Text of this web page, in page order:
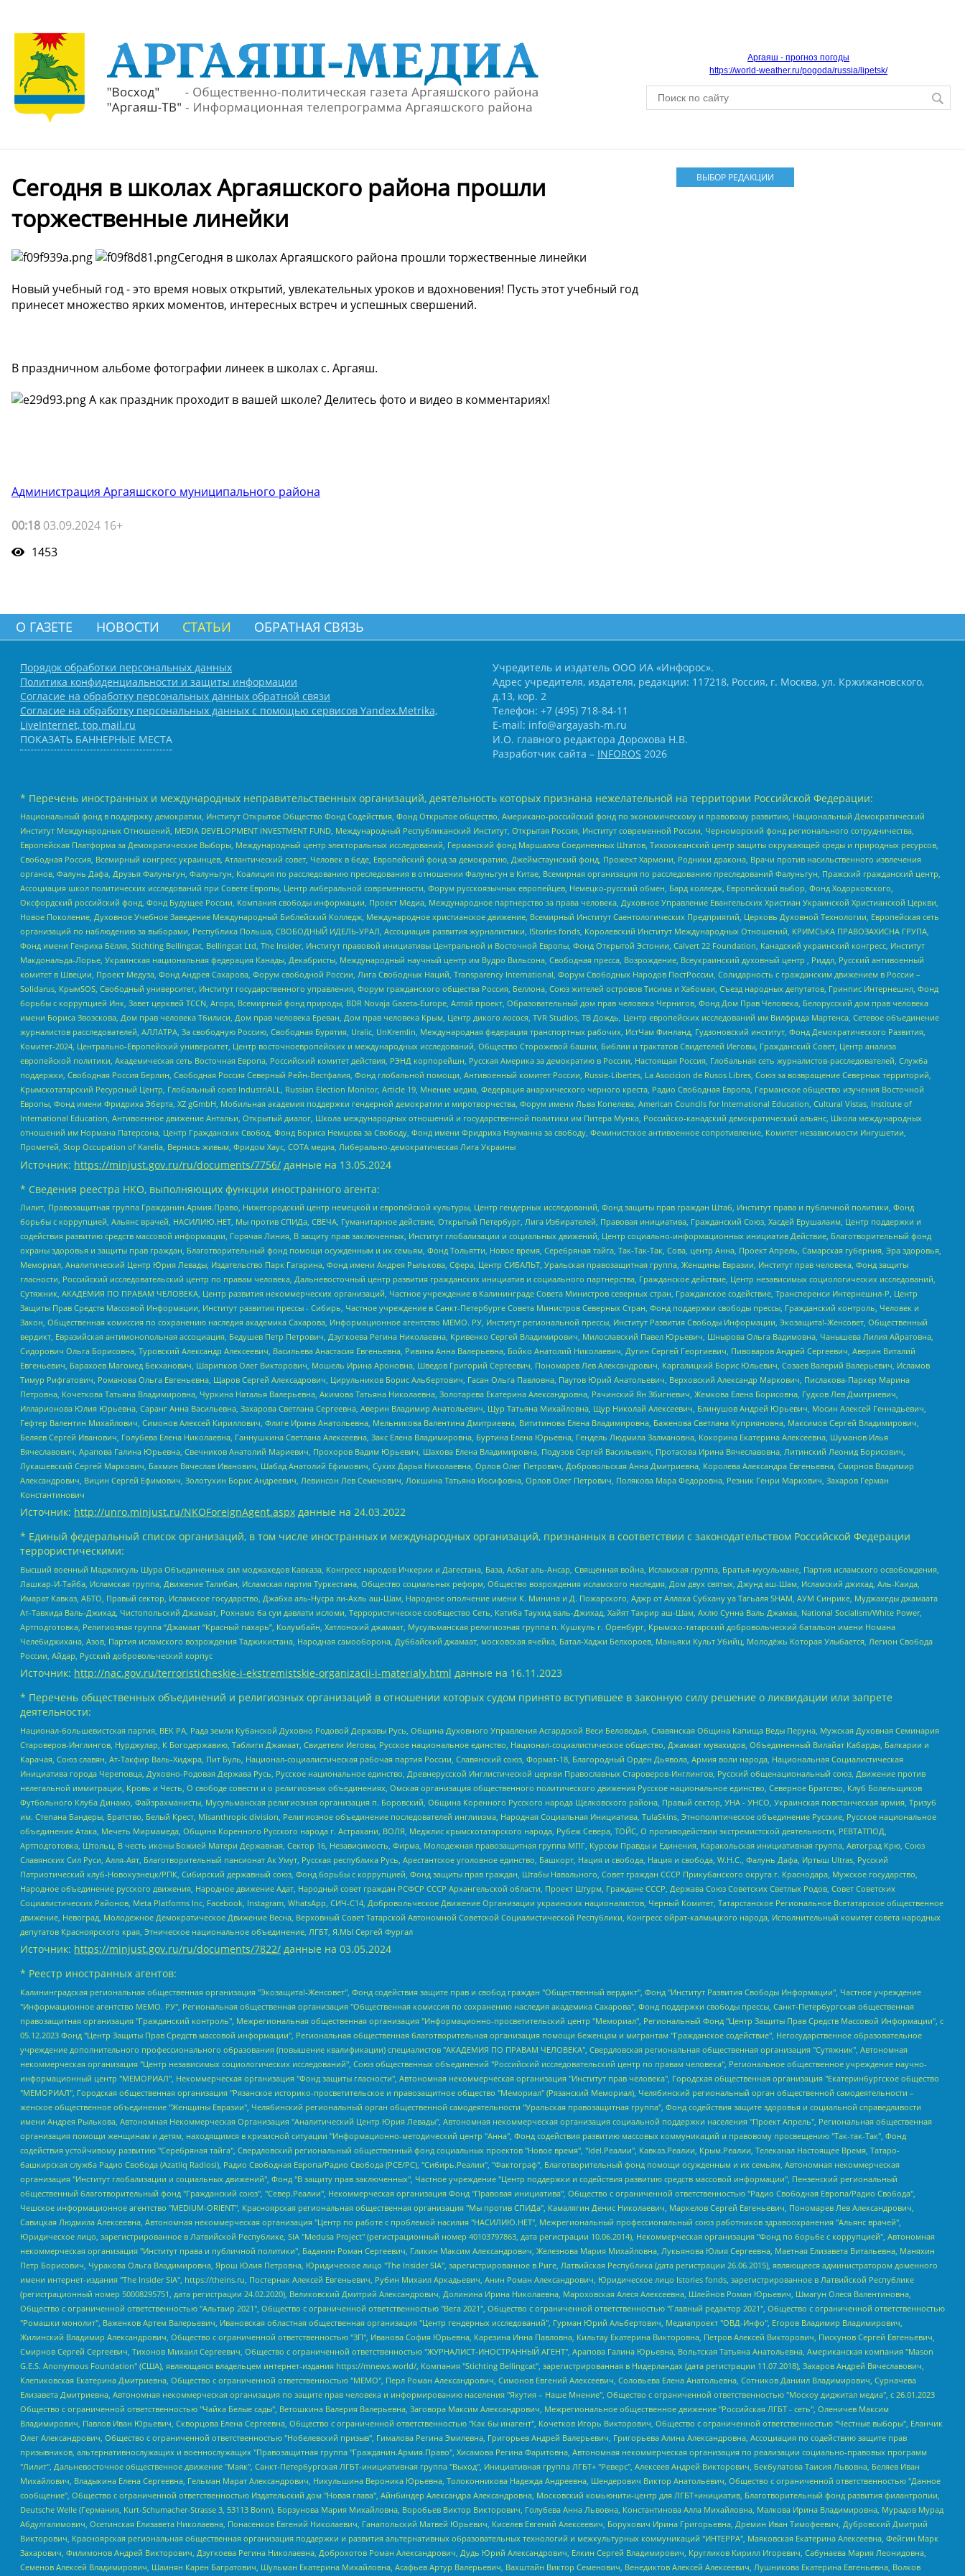
Аргаяш - прогноз погоды
https://world-weather.ru/pogoda/russia/lipetsk/
Сегодня в школах Аргаяшского района прошли
торжественные линейки
Сегодня в школах Аргаяшского района прошли торжественные линейки
Новый учебный год - это время новых открытий, увлекательных уроков и вдохновения! Пусть этот учебный год
принесет множество ярких моментов, интересных встреч и успешных свершений.
В праздничном альбоме фотографии линеек в школах с. Аргаяш.
А как праздник проходит в вашей школе? Делитесь фото и видео в комментариях!
Администрация Аргаяшского муниципального района
00:18 03.09.2024 16+
1453
ВЫБОР РЕДАКЦИИ
О ГАЗЕТЕ НОВОСТИ СТАТЬИ ОБРАТНАЯ СВЯЗЬ
Порядок обработки персональных данных
Политика конфиденциальности и защиты информации
Согласие на обработку персональных данных обратной связи
Согласие на обработку персональных данных с помощью сервисов Yandex.Metrika,
LiveInternet, top.mail.ru
ПОКАЗАТЬ БАННЕРНЫЕ МЕСТА
Учредитель и издатель ООО ИА «Инфорос».
Адрес учредителя, издателя, редакции: 117218, Россия, г. Москва, ул. Кржижановского,
д.13, кор. 2
Телефон: +7 (495) 718-84-11
E-mail: info@argayash-m.ru
И.О. главного редактора Дорохова Н.В.
Разработчик сайта – INFOROS 2026
* Перечень иностранных и международных неправительственных организаций, деятельность которых признана нежелательной на территории Российской Федерации:
Национальный фонд в поддержку демократии, Институт Открытое Общество Фонд Содействия, Фонд Открытое общество, Американо-российский фонд по экономическому и правовому развитию, Национальный Демократический
Институт Международных Отношений, MEDIA DEVELOPMENT INVESTMENT FUND, Международный Республиканский Институт, Открытая Россия, Институт современной России, Черноморский фонд регионального сотрудничества,
Европейская Платформа за Демократические Выборы, Международный центр электоральных исследований, Германский фонд Маршалла Соединенных Штатов, Тихоокеанский центр защиты окружающей среды и природных ресурсов,
Свободная Россия, Всемирный конгресс украинцев, Атлантический совет, Человек в беде, Европейский фонд за демократию, Джеймстаунский фонд, Прожект Хармони, Родники дракона, Врачи против насильственного извлечения
органов, Фалунь Дафа, Друзья Фалуньгун, Фалуньгун, Коалиция по расследованию преследования в отношении Фалуньгун в Китае, Всемирная организация по расследованию преследований Фалуньгун, Пражский гражданский центр,
Ассоциация школ политических исследований при Совете Европы, Центр либеральной современности, Форум русскоязычных европейцев, Немецко-русский обмен, Бард колледж, Европейский выбор, Фонд Ходорковского,
Оксфордский российский фонд, Фонд Будущее России, Компания свободы информации, Проект Медиа, Международное партнерство за права человека, Духовное Управление Евангельских Христиан Украинской Христианской Церкви,
Новое Поколение, Духовное Учебное Заведение Международный Библейский Колледж, Международное христианское движение, Всемирный Институт Саентологических Предприятий, Церковь Духовной Технологии, Европейская сеть
организаций по наблюдению за выборами, Республика Польша, СВОБОДНЫЙ ИДЕЛЬ-УРАЛ, Ассоциация развития журналистики, IStories fonds, Королевский Институт Международных Отношений, КРИМСЬКА ПРАВОЗАХИСНА ГРУПА,
Фонд имени Генриха Бёлля, Stichting Bellingcat, Bellingcat Ltd, The Insider, Институт правовой инициативы Центральной и Восточной Европы, Фонд Открытой Эстонии, Calvert 22 Foundation, Канадский украинский конгресс, Институт
Макдональда-Лорье, Украинская национальная федерация Канады, Декабристы, Международный научный центр им Вудро Вильсона, Свободная пресса, Возрождение, Всеукраинский духовный центр , Риддл, Русский антивоенный
комитет в Швеции, Проект Медуза, Фонд Андрея Сахарова, Форум свободной России, Лига Свободных Наций, Transparеncy International, Форум Свободных Народов ПостРоссии, Солидарность с гражданским движением в России –
Solidarus, КрымSOS, Свободный университет, Институт государственного управления, Форум гражданского общества Россия, Беллона, Союз жителей островов Тисима и Хабомаи, Съезд народных депутатов, Гринпис Интернешнл, Фонд
борьбы с коррупцией Инк, Завет церквей TCCN, Агора, Всемирный фонд природы, BDR Novaja Gazeta-Europe, Алтай проект, Образовательный дом прав человека Чернигов, Фонд Дом Прав Человека, Белорусский дом прав человека
имени Бориса Звозскова, Дом прав человека Тбилиси, Дом прав человека Ереван, Дом прав человека Крым, Центр дикого лосося, TVR Studios, ТВ Дождь, Центр европейских исследований им Вилфрида Мартенса, Сетевое объединение
журналистов расследователей, АЛЛАТРА, За свободную Россию, Свободная Бурятия, Uralic, UnKremlin, Международная федерация транспортных рабочих, ИстЧам Финланд, Гудзоновский институт, Фонд Демократического Развития,
Комитет-2024, Центрально-Европейский университет, Центр восточноевропейских и международных исследований, Общество Сторожевой башни, Библии и трактатов Свидетелей Иеговы, Гражданский Совет, Центр анализа
европейской политики, Академическая сеть Восточная Европа, Российский комитет действия, РЭНД корпорейшн, Русская Америка за демократию в России, Настоящая Россия, Глобальная сеть журналистов-расследователей, Служба
поддержки, Свободная Россия Берлин, Свободная Россия Северный Рейн-Вестфалия, Фонд глобальной помощи, Антивоенный комитет России, Russie-Libertes, La Asocicion de Rusos Libres, Союз за возвращение Северных территорий,
Крымскотатарский Ресурсный Центр, Глобальный союз IndustriALL, Russian Election Monitor, Article 19, Мнение медиа, Федерация анархического черного креста, Радио Свободная Европа, Германское общество изучения Восточной
Европы, Фонд имени Фридриха Эберта, XZ gGmbH, Мобильная академия поддержки гендерной демократии и миротворчества, Форум имени Льва Копелева, American Councils for International Education, Cultural Vistas, Institute of
International Education, Антивоенное движение Антальи, Открытый диалог, Школа международных отношений и государственной политики им Питера Мунка, Российско-канадский демократический альянс, Школа международных
отношений им Нормана Патерсона, Центр Гражданских Свобод, Фонд Бориса Немцова за Свободу, Фонд имени Фридриха Науманна за свободу, Феминистское антивоенное сопротивление, Комитет независимости Ингушетии,
Прометей, Stop Occupation of Karelia, Вернись живым, Фридом Хаус, СОТА медиа, Либерально-демократическая Лига Украины
Источник: https://minjust.gov.ru/ru/documents/7756/ данные на 13.05.2024
* Сведения реестра НКО, выполняющих функции иностранного агента:
Лилит, Правозащитная группа Гражданин.Армия.Право, Нижегородский центр немецкой и европейской культуры, Центр гендерных исследований, Фонд защиты прав граждан Штаб, Институт права и публичной политики, Фонд
борьбы с коррупцией, Альянс врачей, НАСИЛИЮ.НЕТ, Мы против СПИДа, СВЕЧА, Гуманитарное действие, Открытый Петербург, Лига Избирателей, Правовая инициатива, Гражданский Союз, Хасдей Ерушалаим, Центр поддержки и
содействия развитию средств массовой информации, Горячая Линия, В защиту прав заключенных, Институт глобализации и социальных движений, Центр социально-информационных инициатив Действие, Благотворительный фонд
охраны здоровья и защиты прав граждан, Благотворительный фонд помощи осужденным и их семьям, Фонд Тольятти, Новое время, Серебряная тайга, Так-Так-Так, Сова, центр Анна, Проект Апрель, Самарская губерния, Эра здоровья,
Мемориал, Аналитический Центр Юрия Левады, Издательство Парк Гагарина, Фонд имени Андрея Рылькова, Сфера, Центр СИБАЛЬТ, Уральская правозащитная группа, Женщины Евразии, Институт прав человека, Фонд защиты
гласности, Российский исследовательский центр по правам человека, Дальневосточный центр развития гражданских инициатив и социального партнерства, Гражданское действие, Центр независимых социологических исследований,
Сутяжник, АКАДЕМИЯ ПО ПРАВАМ ЧЕЛОВЕКА, Центр развития некоммерческих организаций, Частное учреждение в Калининграде Совета Министров северных стран, Гражданское содействие, Трансперенси Интернешнл-Р, Центр
Защиты Прав Средств Массовой Информации, Институт развития прессы - Сибирь, Частное учреждение в Санкт-Петербурге Совета Министров Северных Стран, Фонд поддержки свободы прессы, Гражданский контроль, Человек и
Закон, Общественная комиссия по сохранению наследия академика Сахарова, Информационное агентство МЕМО. РУ, Институт региональной прессы, Институт Развития Свободы Информации, Экозащита!-Женсовет, Общественный
вердикт, Евразийская антимонопольная ассоциация, Бедушев Петр Петрович, Дзугкоева Регина Николаевна, Кривенко Сергей Владимирович, Милославский Павел Юрьевич, Шнырова Ольга Вадимовна, Чанышева Лилия Айратовна,
Сидорович Ольга Борисовна, Туровский Александр Алексеевич, Васильева Анастасия Евгеньевна, Ривина Анна Валерьевна, Бойко Анатолий Николаевич, Дугин Сергей Георгиевич, Пивоваров Андрей Сергеевич, Аверин Виталий
Евгеньевич, Барахоев Магомед Бекханович, Шарипков Олег Викторович, Мошель Ирина Ароновна, Шведов Григорий Сергеевич, Пономарев Лев Александрович, Каргалицкий Борис Юльевич, Созаев Валерий Валерьевич, Исламов
Тимур Рифгатович, Романова Ольга Евгеньевна, Щаров Сергей Алексадрович, Цирульников Борис Альбертович, Гасан Ольга Павловна, Паутов Юрий Анатольевич, Верховский Александр Маркович, Пислакова-Паркер Марина
Петровна, Кочеткова Татьяна Владимировна, Чуркина Наталья Валерьевна, Акимова Татьяна Николаевна, Золотарева Екатерина Александровна, Рачинский Ян Збигневич, Жемкова Елена Борисовна, Гудков Лев Дмитриевич,
Илларионова Юлия Юрьевна, Саранг Анна Васильевна, Захарова Светлана Сергеевна, Аверин Владимир Анатольевич, Щур Татьяна Михайловна, Щур Николай Алексеевич, Блинушов Андрей Юрьевич, Мосин Алексей Геннадьевич,
Гефтер Валентин Михайлович, Симонов Алексей Кириллович, Флиге Ирина Анатольевна, Мельникова Валентина Дмитриевна, Вититинова Елена Владимировна, Баженова Светлана Куприяновна, Максимов Сергей Владимирович,
Беляев Сергей Иванович, Голубева Елена Николаевна, Ганнушкина Светлана Алексеевна, Закс Елена Владимировна, Буртина Елена Юрьевна, Гендель Людмила Залмановна, Кокорина Екатерина Алексеевна, Шуманов Илья
Вячеславович, Арапова Галина Юрьевна, Свечников Анатолий Мариевич, Прохоров Вадим Юрьевич, Шахова Елена Владимировна, Подузов Сергей Васильевич, Протасова Ирина Вячеславовна, Литинский Леонид Борисович,
Лукашевский Сергей Маркович, Бахмин Вячеслав Иванович, Шабад Анатолий Ефимович, Сухих Дарья Николаевна, Орлов Олег Петрович, Добровольская Анна Дмитриевна, Королева Александра Евгеньевна, Смирнов Владимир
Александрович, Вицин Сергей Ефимович, Золотухин Борис Андреевич, Левинсон Лев Семенович, Локшина Татьяна Иосифовна, Орлов Олег Петрович, Полякова Мара Федоровна, Резник Генри Маркович, Захаров Герман
Константинович
Источник: http://unro.minjust.ru/NKOForeignAgent.aspx данные на 24.03.2022
* Единый федеральный список организаций, в том числе иностранных и международных организаций, признанных в соответствии с законодательством Российской Федерации
террористическими:
Высший военный Маджлисуль Шура Объединенных сил моджахедов Кавказа, Конгресс народов Ичкерии и Дагестана, База, Асбат аль-Ансар, Священная война, Исламская группа, Братья-мусульмане, Партия исламского освобождения,
Лашкар-И-Тайба, Исламская группа, Движение Талибан, Исламская партия Туркестана, Общество социальных реформ, Общество возрождения исламского наследия, Дом двух святых, Джунд аш-Шам, Исламский джихад, Аль-Каида,
Имарат Кавказ, АБТО, Правый сектор, Исламское государство, Джабха аль-Нусра ли-Ахль аш-Шам, Народное ополчение имени К. Минина и Д. Пожарского, Аджр от Аллаха Субхану уа Тагьаля SHAM, АУМ Синрике, Муджахеды джамаата
Ат-Тавхида Валь-Джихад, Чистопольский Джамаат, Рохнамо ба суи давлати исломи, Террористическое сообщество Сеть, Катиба Таухид валь-Джихад, Хайят Тахрир аш-Шам, Ахлю Сунна Валь Джамаа, National Socialism/White Power,
Артподготовка, Религиозная группа “Джамаат “Красный пахарь”, Колумбайн, Хатлонский джамаат, Мусульманская религиозная группа п. Кушкуль г. Оренбург, Крымско-татарский добровольческий батальон имени Номана
Челебиджихана, Азов, Партия исламского возрождения Таджикистана, Народная самооборона, Дуббайский джамаат, московская ячейка, Батал-Хаджи Белхороев, Маньяки Культ Убийц, Молодёжь Которая Улыбается, Легион Свобода
России, Айдар, Русский добровольческий корпус
Источник: http://nac.gov.ru/terroristicheskie-i-ekstremistskie-organizacii-i-materialy.html данные на 16.11.2023
* Перечень общественных объединений и религиозных организаций в отношении которых судом принято вступившее в законную силу решение о ликвидации или запрете
деятельности:
Национал-большевистская партия, ВЕК РА, Рада земли Кубанской Духовно Родовой Державы Русь, Община Духовного Управления Асгардской Веси Беловодья, Славянская Община Капища Веды Перуна, Мужская Духовная Семинария
Староверов-Инглингов, Нурджулар, К Богодержавию, Таблиги Джамаат, Свидетели Иеговы, Русское национальное единство, Национал-социалистическое общество, Джамаат мувахидов, Объединенный Вилайат Кабарды, Балкарии и
Карачая, Союз славян, Ат-Такфир Валь-Хиджра, Пит Буль, Национал-социалистическая рабочая партия России, Славянский союз, Формат-18, Благородный Орден Дьявола, Армия воли народа, Национальная Социалистическая
Инициатива города Череповца, Духовно-Родовая Держава Русь, Русское национальное единство, Древнерусской Инглистической церкви Православных Староверов-Инглингов, Русский общенациональный союз, Движение против
нелегальной иммиграции, Кровь и Честь, О свободе совести и о религиозных объединениях, Омская организация общественного политического движения Русское национальное единство, Северное Братство, Клуб Болельщиков
Футбольного Клуба Динамо, Файзрахманисты, Мусульманская религиозная организация п. Боровский, Община Коренного Русского народа Щелковского района, Правый сектор, УНА - УНСО, Украинская повстанческая армия, Тризуб
им. Степана Бандеры, Братство, Белый Крест, Misanthropic division, Религиозное объединение последователей инглиизма, Народная Социальная Инициатива, TulaSkins, Этнополитическое объединение Русские, Русское национальное
объединение Атака, Мечеть Мирмамеда, Община Коренного Русского народа г. Астрахани, ВОЛЯ, Меджлис крымскотатарского народа, Рубеж Севера, ТОЙС, О противодействии экстремистской деятельности, РЕВТАТПОД,
Артподготовка, Штольц, В честь иконы Божией Матери Державная, Сектор 16, Независимость, Фирма, Молодежная правозащитная группа МПГ, Курсом Правды и Единения, Каракольская инициативная группа, Автоград Крю, Союз
Славянских Сил Руси, Алля-Аят, Благотворительный пансионат Ак Умут, Русская республика Русь, Арестантское уголовное единство, Башкорт, Нация и свобода, Нация и свобода, W.H.С., Фалунь Дафа, Иртыш Ultras, Русский
Патриотический клуб-Новокузнецк/РПК, Сибирский державный союз, Фонд борьбы с коррупцией, Фонд защиты прав граждан, Штабы Навального, Совет граждан СССР Прикубанского округа г. Краснодара, Мужское государство,
Народное объединение русского движения, Народное движение Адат, Народный совет граждан РСФСР СССР Архангельской области, Проект Штурм, Граждане СССР, Держава Союз Советских Светлых Родов, Совет Советских
Социалистических Районов, Meta Platforms Inc, Facebook, Instagram, WhatsApp, СИЧ-С14, Добровольческое Движение Организации украинских националистов, Черный Комитет, Татарстанское Региональное Всетатарское общественное
движение, Невоград, Молодежное Демократическое Движение Весна, Верховный Совет Татарской Автономной Советской Социалистической Республики, Конгресс ойрат-калмыцкого народа, Исполнительный комитет совета народных
депутатов Красноярского края, Этническое национальное объединение, ЛГБТ, Я.МЫ Сергей Фургал
Источник: https://minjust.gov.ru/ru/documents/7822/ данные на 03.05.2024
* Реестр иностранных агентов:
Калининградская региональная общественная организация "Экозащита!-Женсовет", Фонд содействия защите прав и свобод граждан "Общественный вердикт", Фонд "Институт Развития Свободы Информации", Частное учреждение "Информационное агентство МЕМО. РУ", Региональная общественная организация "Общественная комиссия по сохранению наследия академика Сахарова", Фонд поддержки свободы прессы, Санкт-Петербургская общественная правозащитная организация "Гражданский контроль", Межрегиональная общественная организация "Информационно-просветительский центр "Мемориал", Региональный Фонд "Центр Защиты Прав Средств Массовой Информации", с 05.12.2023 Фонд "Центр Защиты Прав Средств массовой информации", Региональная общественная благотворительная организация помощи беженцам и мигрантам "Гражданское содействие", Негосударственное образовательное учреждение дополнительного профессионального образования (повышение квалификации) специалистов "АКАДЕМИЯ ПО ПРАВАМ ЧЕЛОВЕКА", Свердловская региональная общественная организация "Сутяжник", Автономная некоммерческая организация "Центр независимых социологических исследований", Союз общественных объединений "Российский исследовательский центр по правам человека", Региональное общественное учреждение научно-информационный центр "МЕМОРИАЛ", Некоммерческая организация "Фонд защиты гласности", Автономная некоммерческая организация "Институт прав человека", Городская общественная организация "Екатеринбургское общество "МЕМОРИАЛ", Городская общественная организация "Рязанское историко-просветительское и правозащитное общество "Мемориал" (Рязанский Мемориал), Челябинский региональный орган общественной самодеятельности – женское общественное объединение "Женщины Евразии", Челябинский региональный орган общественной самодеятельности "Уральская правозащитная группа", Фонд содействия защите здоровья и социальной справедливости имени Андрея Рылькова, Автономная Некоммерческая Организация "Аналитический Центр Юрия Левады", Автономная некоммерческая организация социальной поддержки населения "Проект Апрель", Региональная общественная организация помощи женщинам и детям, находящимся в кризисной ситуации "Информационно-методический центр "Анна", Фонд содействия развитию массовых коммуникаций и правовому просвещению "Так-так-Так", Фонд содействия устойчивому развитию "Серебряная тайга", Свердловский региональный общественный фонд социальных проектов "Новое время", "Idel.Реалии", Кавказ.Реалии, Крым.Реалии, Телеканал Настоящее Время, Татаро-башкирская служба Радио Свобода (Azatliq Radiosi), Радио Свободная Европа/Радио Свобода (PCE/PC), "Сибирь.Реалии", "Фактограф", Благотворительный фонд помощи осужденным и их семьям, Автономная некоммерческая организация "Институт глобализации и социальных движений", Фонд "В защиту прав заключенных", Частное учреждение "Центр поддержки и содействия развитию средств массовой информации", Пензенский региональный общественный благотворительный фонд "Гражданский союз", "Север.Реалии", Некоммерческая организация Фонд "Правовая инициатива", Общество с ограниченной ответственностью "Радио Свободная Европа/Радио Свобода", Чешское информационное агентство "MEDIUM-ORIENT", Красноярская региональная общественная организация "Мы против СПИДа", Камалягин Денис Николаевич, Маркелов Сергей Евгеньевич, Пономарев Лев Александрович, Савицкая Людмила Алексеевна, Автономная некоммерческая организация "Центр по работе с проблемой насилия "НАСИЛИЮ.НЕТ", Межрегиональный профессиональный союз работников здравоохранения "Альянс врачей", Юридическое лицо, зарегистрированное в Латвийской Республике, SIA "Medusa Project" (регистрационный номер 40103797863, дата регистрации 10.06.2014), Некоммерческая организация "Фонд по борьбе с коррупцией", Автономная некоммерческая организация "Институт права и публичной политики", Баданин Роман Сергеевич, Гликин Максим Александрович, Железнова Мария Михайловна, Лукьянова Юлия Сергеевна, Маетная Елизавета Витальевна, Маняхин Петр Борисович, Чуракова Ольга Владимировна, Ярош Юлия Петровна, Юридическое лицо "The Insider SIA", зарегистрированное в Риге, Латвийская Республика (дата регистрации 26.06.2015), являющееся администратором доменного имени интернет-издания "The Insider SIA", https://theins.ru, Постернак Алексей Евгеньевич, Рубин Михаил Аркадьевич, Анин Роман Александрович, Юридическое лицо Istories fonds, зарегистрированное в Латвийской Республике (регистрационный номер 50008295751, дата регистрации 24.02.2020), Великовский Дмитрий Александрович, Долинина Ирина Николаевна, Мароховская Алеся Алексеевна, Шлейнов Роман Юрьевич, Шмагун Олеся Валентиновна, Общество с ограниченной ответственностью "Альтаир 2021", Общество с ограниченной ответственностью "Вега 2021", Общество с ограниченной ответственностью "Главный редактор 2021", Общество с ограниченной ответственностью "Ромашки монолит", Важенков Артем Валерьевич, Ивановская областная общественная организация "Центр гендерных исследований", Гурман Юрий Альбертович, Медиапроект "ОВД-Инфо", Егоров Владимир Владимирович, Жилинский Владимир Александрович, Общество с ограниченной ответственностью "ЗП", Иванова София Юрьевна, Карезина Инна Павловна, Кильтау Екатерина Викторовна, Петров Алексей Викторович, Пискунов Сергей Евгеньевич, Смирнов Сергей Сергеевич, Тихонов Михаил Сергеевич, Общество с ограниченной ответственностью "ЖУРНАЛИСТ-ИНОСТРАННЫЙ АГЕНТ", Арапова Галина Юрьевна, Вольтская Татьяна Анатольевна, Американская компания "Mason G.E.S. Anonymous Foundation" (США), являющаяся владельцем интернет-издания https://mnews.world/, Компания "Stichting Bellingcat", зарегистрированная в Нидерландах (дата регистрации 11.07.2018), Захаров Андрей Вячеславович, Клепиковская Екатерина Дмитриевна, Общество с ограниченной ответственностью "МЕМО", Перл Роман Александрович, Симонов Евгений Алексеевич, Соловьева Елена Анатольевна, Сотников Даниил Владимирович, Сурначева Елизавета Дмитриевна, Автономная некоммерческая организация по защите прав человека и информированию населения "Якутия – Наше Мнение", Общество с ограниченной ответственностью "Москоу диджитал медиа", с 26.01.2023 Общество с ограниченной ответственностью "Чайка Белые сады", Ветошкина Валерия Валерьевна, Заговора Максим Александрович, Межрегиональное общественное движение "Российская ЛГБТ - сеть", Оленичев Максим Владимирович, Павлов Иван Юрьевич, Скворцова Елена Сергеевна, Общество с ограниченной ответственностью "Как бы инагент", Кочетков Игорь Викторович, Общество с ограниченной ответственностью "Честные выборы", Еланчик Олег Александрович, Общество с ограниченной ответственностью "Нобелевский призыв", Гималова Регина Эмилевна, Григорьев Андрей Валерьевич, Григорьева Алина Александровна, Ассоциация по содействию защите прав призывников, альтернативнослужащих и военнослужащих "Правозащитная группа "Гражданин.Армия.Право", Хисамова Регина Фаритовна, Автономная некоммерческая организация по реализации социально-правовых программ "Лилит", Дальневосточное общественное движение "Маяк", Санкт-Петербургская ЛГБТ-инициативная группа "Выход", Инициативная группа ЛГБТ+ "Реверс", Алексеев Андрей Викторович, Бекбулатова Таисия Львовна, Беляев Иван Михайлович, Владыкина Елена Сергеевна, Гельман Марат Александрович, Никульшина Вероника Юрьевна, Толоконникова Надежда Андреевна, Шендерович Виктор Анатольевич, Общество с ограниченной ответственностью "Данное сообщение", Общество с ограниченной ответственностью Издательский дом "Новая глава", Айнбиндер Александра Александровна, Московский комьюнити-центр для ЛГБТ+инициатив, Благотворительный фонд развития филантропии, Deutsche Welle (Германия, Kurt-Schumacher-Strasse 3, 53113 Bonn), Борзунова Мария Михайловна, Воробьев Виктор Викторович, Голубева Анна Львовна, Константинова Алла Михайловна, Малкова Ирина Владимировна, Мурадов Мурад Абдулгалимович, Осетинская Елизавета Николаевна, Понасенков Евгений Николаевич, Ганапольский Матвей Юрьевич, Киселев Евгений Алексеевич, Борухович Ирина Григорьевна, Дремин Иван Тимофеевич, Дубровский Дмитрий Викторович, Красноярская региональная общественная организация поддержки и развития альтернативных образовательных технологий и межкультурных коммуникаций "ИНТЕРРА", Маяковская Екатерина Алексеевна, Фейгин Марк Захарович, Филимонов Андрей Викторович, Дзугкоева Регина Николаевна, Доброхотов Роман Александрович, Дудь Юрий Александрович, Елкин Сергей Владимирович, Кругликов Кирилл Игоревич, Сабунаева Мария Леонидовна, Семенов Алексей Владимирович, Шаинян Карен Багратович, Шульман Екатерина Михайловна, Асафьев Артур Валерьевич, Вахштайн Виктор Семенович, Венедиктов Алексей Алексеевич, Лушникова Екатерина Евгеньевна, Волков Леонид Михайлович, Невзоров Александр Глебович, Пархоменко Сергей Борисович, Сироткин Ярослав Николаевич, Кара-Мурза Владимир Владимирович, Баранова Наталья Владимировна, Гозман Леонид Яковлевич, Кагарлицкий Борис Юльевич, Климарев Михаил Валерьевич, Милов Владимир Станиславович, Автономная некоммерческая организация Краснодарский центр современного искусства "Типография", Моргенштерн Алишер Тагирович, Соболь Любовь Эдуардовна, Общество с ограниченной ответственностью "ЛИЗА НОРМ", Каспаров Гарри Кимович, Ходорковский Михаил Борисович, Общество с ограниченной ответственностью "Апрельские тезисы", Данилович Ирина Брониславовна, Кашин Олег Владимирович, Петров Николай Владимирович, Пивоваров Алексей Владимирович, Соколов Михаил Владимирович, Цветкова Юлия Владимировна, Чичваркин Евгений Александрович, Комитет против пыток/Команда против пыток, Общество с ограниченной ответственностью "Первый научный", Общество с ограниченной ответственностью "Вертолет и ко", Белоцерковская Вероника Борисовна, Кац Максим Евгеньевич, Лазарева Татьяна Юрьевна, Шаведдинов Руслан Табризович, Яшин Илья Валерьевич, Общество с ограниченной ответственностью "Иноагент ААВ", Алешковский Дмитрий Петрович, Альбац Евгения Марковна, Быков Дмитрий Львович, Галямина Юлия Евгеньевна, Лойко Сергей Леонидович, Мартынов Кирилл Константинович, Медведев Сергей Александрович, Крашенинников Федор Геннадиевич, Гордеева Катерина Вл